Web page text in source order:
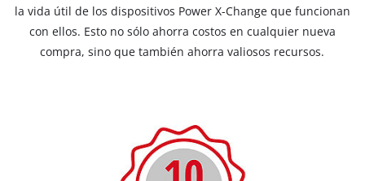
la vida útil de los dispositivos Power X-Change que funcionan
con ellos. Esto no sólo ahorra costos en cualquier nueva
compra, sino que también ahorra valiosos recursos.